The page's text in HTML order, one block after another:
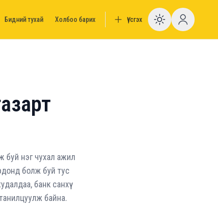
Бидний тухай Холбоо барих Үүсгэх Enable
нэг чухал ажил
болж буй тус
банк санхүү
байна.